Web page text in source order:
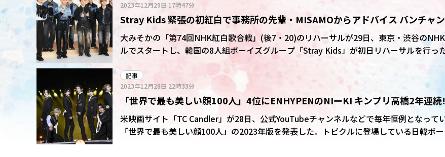
2023年12月29日 17時47分
Stray Kids 緊張の初紅白で事務所の先輩・MISAMOからアドバイス バンチャン
「その言葉がすごく力になりました」
大みそかの「第74回NHK紅白歌合戦」(後7・20)のリハーサルが29日、東京・渋谷の
ルでスタートし、韓国の8人組ボーイズグループ「Stray Kids」が初日リハーサルを行っ
初出場のステージでは、Billboard JAPANチャートにおけるストリーミングの累計再生回
億回を突破した「CASE 143」を歌唱予定。メンバーの一問一答をお届けします!
記事
2023年12月28日 22時33分
「世界で最も美しい顔100人」4位にENHYPENのNIーKI キンプリ高橋2年連続!
米映画サイト「TC Candler」が28日、公式YouTubeチャンネルなどで毎年恒例となって
「世界で最も美しい顔100人」の2023年版を発表した。トピクルに登場している日韓ボ